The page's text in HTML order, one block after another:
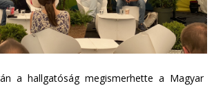
a hallgatóság megismerhette a Magyar